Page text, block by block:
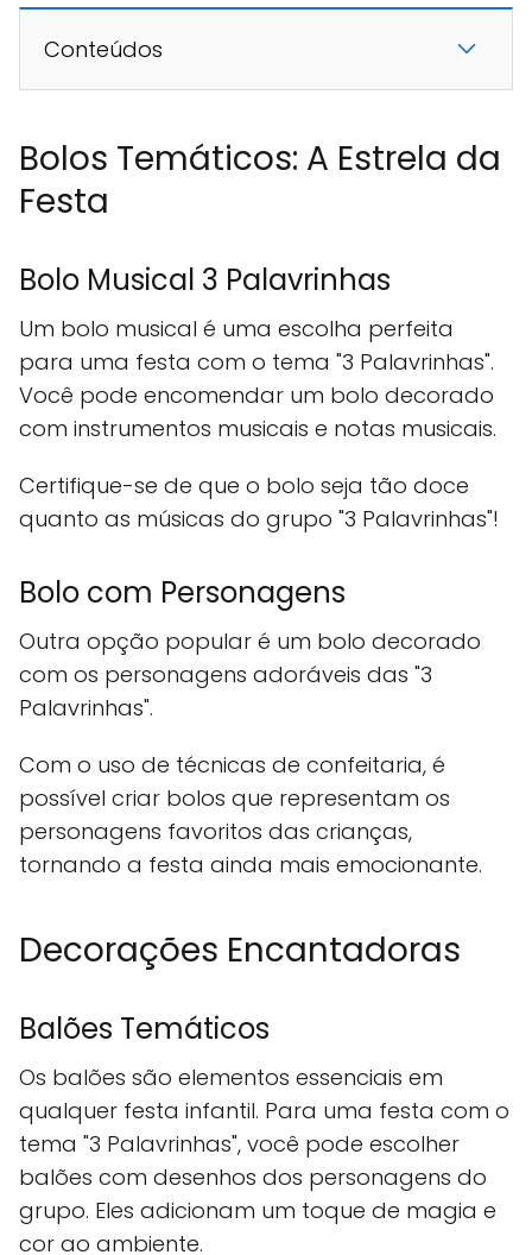
Conteúdos
Bolos Temáticos: A Estrela da
Festa
Bolo Musical 3 Palavrinhas
Um bolo musical é uma escolha perfeita
para uma festa com o tema "3 Palavrinhas".
Você pode encomendar um bolo decorado
com instrumentos musicais e notas musicais.
Certifique-se de que o bolo seja tão doce
quanto as músicas do grupo "3 Palavrinhas"!
Bolo com Personagens
Outra opção popular é um bolo decorado
com os personagens adoráveis das "3
Palavrinhas".
Com o uso de técnicas de confeitaria, é
possível criar bolos que representam os
personagens favoritos das crianças,
tornando a festa ainda mais emocionante.
Decorações Encantadoras
Balões Temáticos
Os balões são elementos essenciais em
qualquer festa infantil. Para uma festa com o
tema "3 Palavrinhas", você pode escolher
balões com desenhos dos personagens do
grupo. Eles adicionam um toque de magia e
cor ao ambiente.